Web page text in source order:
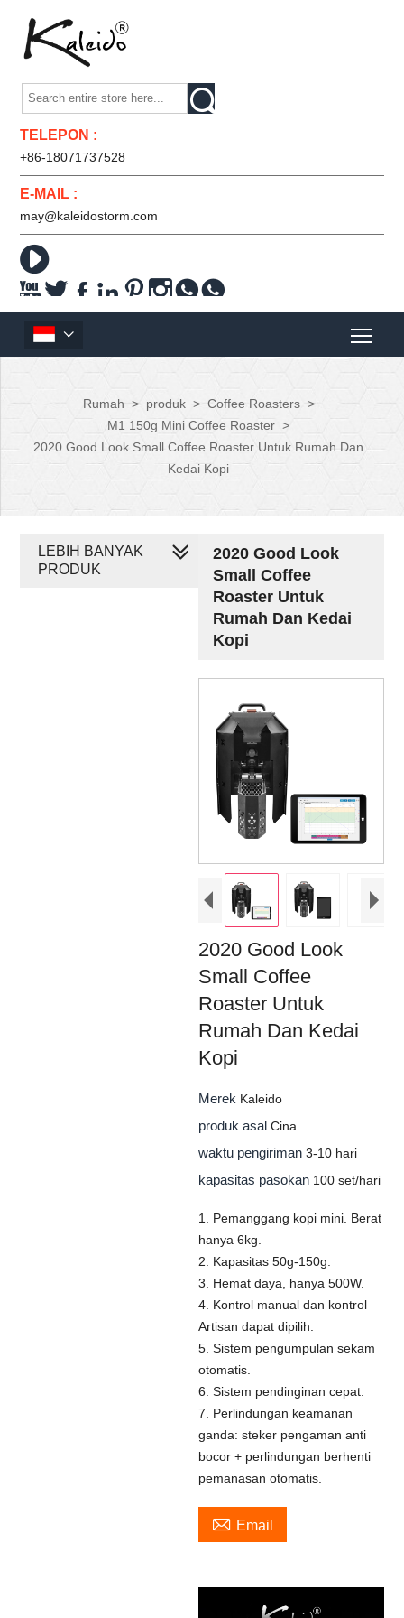

TELEPON :
+86-18071737528
E-MAIL :
may@kaleidostorm.com

     

Rumah > produk > Coffee Roasters >
M1 150g Mini Coffee Roaster >
2020 Good Look Small Coffee Roaster Untuk Rumah Dan
Kedai Kopi
2020 Good Look
Small Coffee
Roaster Untuk
Rumah Dan Kedai
Kopi
2020 Good Look
Small Coffee
Roaster Untuk
Rumah Dan Kedai
Kopi
Merek Kaleido
produk asal Cina
waktu pengiriman 3-10 hari
kapasitas pasokan 100 set/hari
1. Pemanggang kopi mini. Berat
hanya 6kg.
2. Kapasitas 50g-150g.
3. Hemat daya, hanya 500W.
4. Kontrol manual dan kontrol
Artisan dapat dipilih.
5. Sistem pengumpulan sekam
otomatis.
6. Sistem pendinginan cepat.
7. Perlindungan keamanan
ganda: steker pengaman anti
bocor + perlindungan berhenti
pemanasan otomatis.
 Email
LEBIH BANYAK
PRODUK